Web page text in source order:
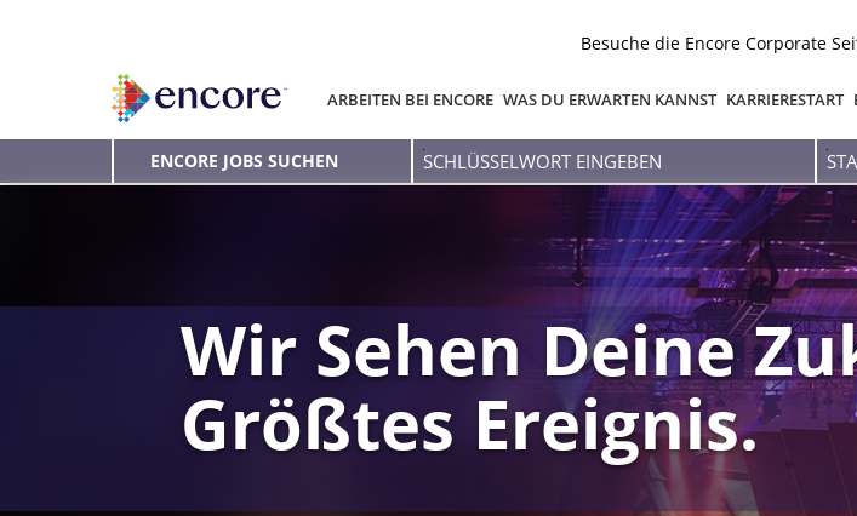
Besuche die Encore Corporate
ARBEITEN BEI ENCORE WAS DU ERWARTEN KANNST KARRIERESTART
ENCORE JOBS SUCHEN
Schlüsselwort
eingeben
Wir Sehen Deine
Größtes Ereignis.